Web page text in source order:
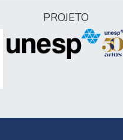
PROJETO